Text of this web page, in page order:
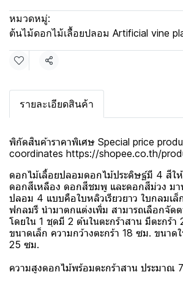
หมวดหมู่:
ต้นไม้ดอกไม้เลื้อยปลอม Artificial vine
แชร์
รายละเอียดสินค้า
พิกัดสินค้าราคาพิเศษ Special price
coordinates https://shopee.co.th/
ดอกไม้เลื้อยปลอมดอกไม้ประดิษฐ์มี 4 สีใ
ดอกสีเหลือง ดอกสีชมพู และดอกสีม่วง มา
ปลอม 4 แบบคือใบหลิวเรียวยาว ใบกลมเล็
ฟกลมรี นำมาตกแต่งเพิ่ม สามารถเลือกจัด
โดยใน 1 ชุดมี 2 ต้นในตะกร้าสาน มีตะกร้า
ขนาดเล็ก ความกว้างตะกร้า 18 ซม. ขนาด
25 ซม.
ความสูงดอกไม้พร้อมตะกร้าสาน ประมาณ